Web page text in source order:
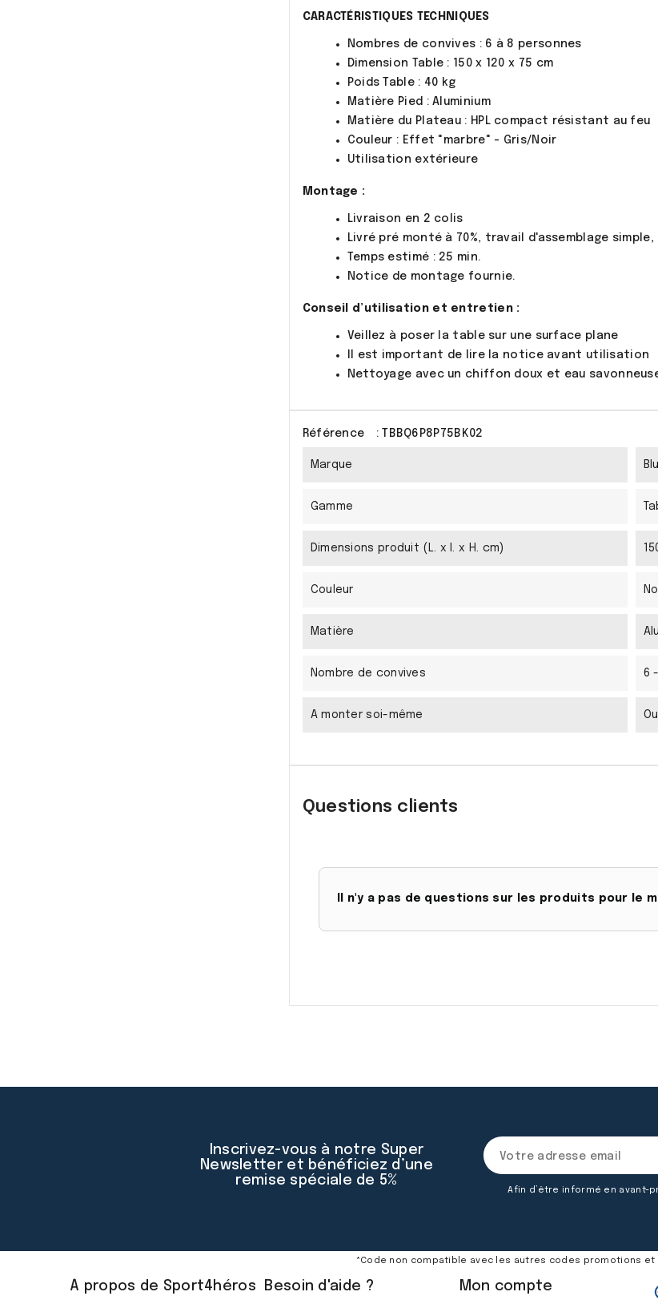
CARACTÉRISTIQUES TECHNIQUES
Nombres de convives : 6 à 8 personnes
Dimension Table : 150 x 120 x 75 cm
Poids Table : 40 kg
Matière Pied : Aluminium
Matière du Plateau : HPL compact résistant au feu
Couleur : Effet "marbre" - Gris/Noir
Utilisation extérieure
Montage :
Livraison en 2 colis
Livré pré monté à 70%, travail d'assemblage
Temps estimé : 25 min.
Notice de montage fournie.
Conseil d’utilisation et entretien :
Veillez à poser la table sur une surface plane
Il est important de lire la notice avant utilisation
Nettoyage avec un chiffon doux et eau
Référence : TBBQ6P8P75BK02
Marque
Gamme
Dimensions produit (L. x l. x H. cm)
Couleur
Matière
Nombre de convives 6
A monter soi-même
Questions clients
Il n'y a pas de questions sur les produits pour le
Inscrivez-vous à notre Super
Newsletter et bénéficiez d’une
remise spéciale de 5%
Afin d’être informé en avant-
*Code non compatible avec les autres codes promotions et
À propos de Sport4héros Besoin d'aide ? Mon compte